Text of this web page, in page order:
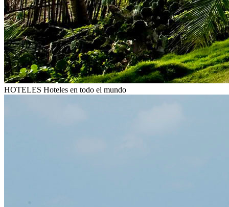
HOTELES Hoteles en todo el mundo